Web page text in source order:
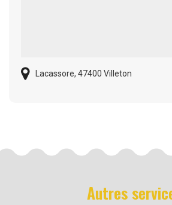
Lacassore, 47400 Villeton
Autres